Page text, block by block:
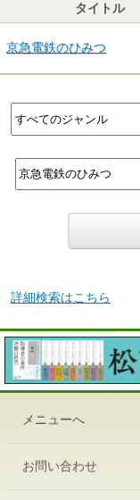
タイトル
京急電鉄のひみつ
詳細検索はこちら
メニューへ
お問い合わせ